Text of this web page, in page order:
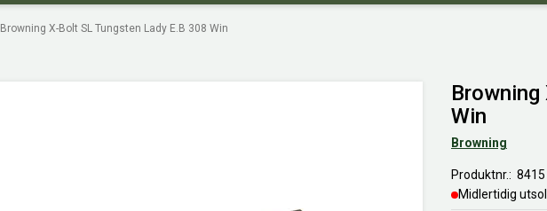
Browning X-Bolt SL Tungsten Lady E.B 308 Win
Browning
Win
Browning
Produktnr.
8415
Midlertidig